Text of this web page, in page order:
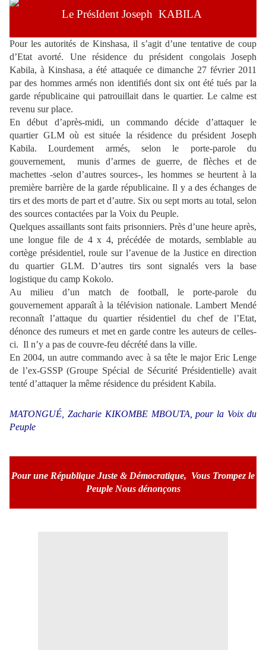
Le PrésIdent Joseph KABILA
Pour les autorités de Kinshasa, il s’agit d’une tentative de coup
d’Etat avorté. Une résidence du président congolais Joseph
Kabila, à Kinshasa, a été attaquée ce dimanche 27 février 2011
par des hommes armés non identifiés dont six ont été tués par la
garde républicaine qui patrouillait dans le quartier. Le calme est
revenu sur place.
En début d’après-midi, un commando décide d’attaquer le
quartier GLM où est située la résidence du président Joseph
Kabila. Lourdement armés, selon le porte-parole du
gouvernement, munis d’armes de guerre, de flèches et de
machettes -selon d’autres sources-, les hommes se heurtent à la
première barrière de la garde républicaine. Il y a des échanges de
tirs et des morts de part et d’autre. Six ou sept morts au total, selon
des sources contactées par la Voix du Peuple.
Quelques assaillants sont faits prisonniers. Près d’une heure après,
une longue file de 4 x 4, précédée de motards, semblable au
cortège présidentiel, roule sur l’avenue de la Justice en direction
du quartier GLM. D’autres tirs sont signalés vers la base
logistique du camp Kokolo.
Au milieu d’un match de football, le porte-parole du
gouvernement apparaît à la télévision nationale. Lambert Mendé
reconnaît l’attaque du quartier résidentiel du chef de l’Etat,
dénonce des rumeurs et met en garde contre les auteurs de celles-
ci. Il n’y a pas de couvre-feu décrété dans la ville.
En 2004, un autre commando avec à sa tête le major Eric Lenge
de l’ex-GSSP (Groupe Spécial de Sécurité Présidentielle) avait
tenté d’attaquer la même résidence du président Kabila.
MATONGUÉ, Zacharie KIKOMBE MBOUTA, pour la Voix du
Peuple
Pour une République Juste & Démocratique, Vous Trompez le
Peuple Nous dénonçons